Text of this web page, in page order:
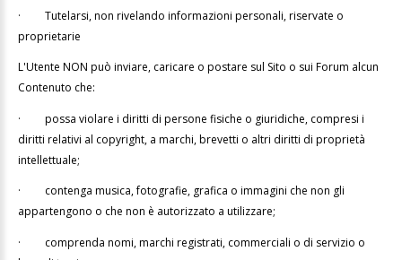
· Tutelarsi, non rivelando informazioni personali, riservate o
proprietarie
L'Utente NON può inviare, caricare o postare sul Sito o sui Forum alcun
Contenuto che:
· possa violare i diritti di persone fisiche o giuridiche, compresi i
diritti relativi al copyright, a marchi, brevetti o altri diritti di proprietà
intellettuale;
· contenga musica, fotografie, grafica o immagini che non gli
appartengono o che non è autorizzato a utilizzare;
· comprenda nomi, marchi registrati, commerciali o di servizio o